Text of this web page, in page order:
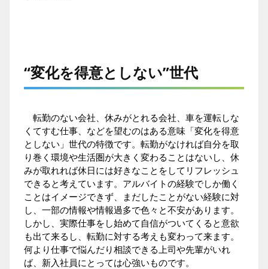
“変化を得意としない”世代
転勤のない会社、休みがとれる会社、車を運転しな
くてすむ仕事、などを望むのはある意味「変化を得意
としない」世代の特徴です。転勤がなければ自分を取
り巻く環境や生活圏が大きく変わることはないし、休
みが取れれば休日には好きなことをしてリフレッシュ
できると考えています。アルバイトの経験でしか働く
ことはイメージできず、まだしたことがない経験に対
し、一部の情報や情報過多で色々と不安があります。
しかし、実際仕事をし始めて自信がついてくると意欲
も出て来るし、転勤に対する考えも変わって来ます。
何より仕事で悩んだり相談できる上司や先輩がいれ
ば、新入社員にとっては心強いものです。